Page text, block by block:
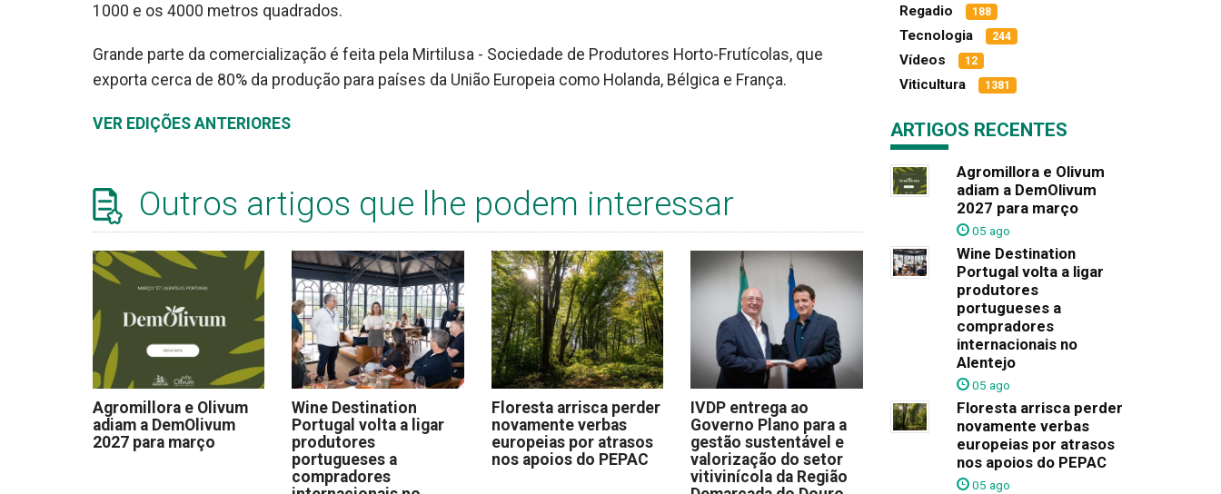
1000 e os 4000 metros quadrados.
Grande parte da comercialização é feita pela Mirtilusa - Sociedade de Produtores Horto-Frutícolas, que
exporta cerca de 80% da produção para países da União Europeia como Holanda, Bélgica e França.
VER EDIÇÕES ANTERIORES
Outros artigos que lhe podem interessar
Agromillora e Olivum
adiam a DemOlivum
2027 para março
Wine Destination
Portugal volta a ligar
produtores
portugueses a
compradores
Floresta arrisca perder
novamente verbas
europeias por atrasos
nos apoios do PEPAC
IVDP entrega ao
Governo Plano para a
gestão sustentável e
valorização do setor
vitivinícola da Região
Regadio 188
Tecnologia 244
Vídeos 12
Viticultura 1381
ARTIGOS RECENTES
Agromillora e Olivum
adiam a DemOlivum
2027 para março
05 ago
Wine Destination
Portugal volta a ligar
produtores
portugueses a
compradores
internacionais no
Alentejo
05 ago
Floresta arrisca perder
novamente verbas
europeias por atrasos
nos apoios do PEPAC
05 ago